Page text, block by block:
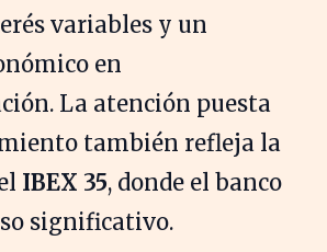
variables y un
en
La atención puesta
también refleja la
IBEX 35, donde el banco
significativo.